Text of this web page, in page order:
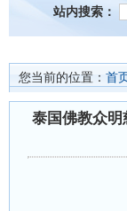
站内搜索：
您当前的位置： 首
泰国佛教众